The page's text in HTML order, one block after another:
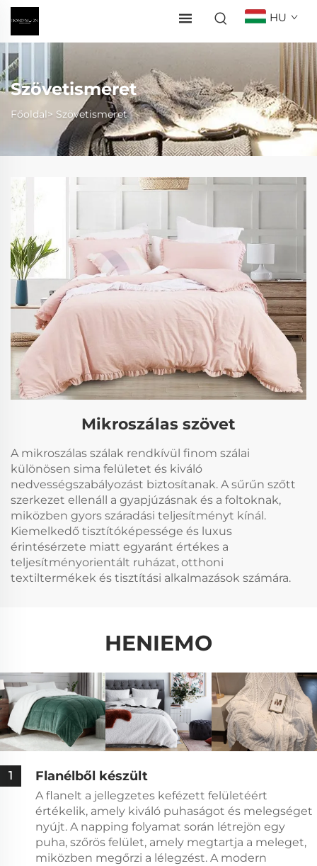
HU
Szövetismeret
Főoldal> Szövetismeret
Mikroszálas szövet
A mikroszálas szálak rendkívül finom szálai
különösen sima felületet és kiváló
nedvességszabályozást biztosítanak. A sűrűn szőtt
szerkezet ellenáll a gyapjúzásnak és a foltoknak,
miközben gyors száradási teljesítményt kínál.
Kiemelkedő tisztítóképessége és luxus
érintésérzete miatt egyaránt értékes a
teljesítményorientált ruházat, otthoni
textiltermékek és tisztítási alkalmazások számára.
HENIEMO
1 Flanélből készült
A flanelt a jellegzetes kefézett felületéért
értékelik, amely kiváló puhaságot és melegséget
nyújt. A napping folyamat során létrejön egy
puha, szőrös felület, amely megtartja a meleget,
miközben megőrzi a lélegzést. A modern